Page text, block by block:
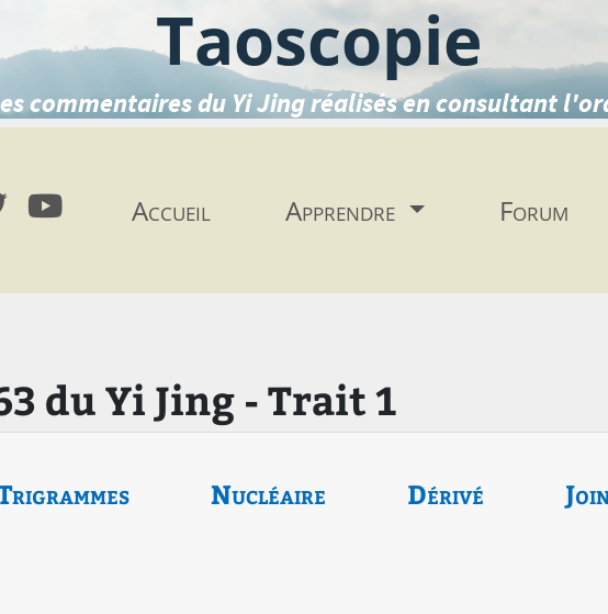
Taoscopie
commentaires du Yi Jing réalisés en consultant
Accueil Apprendre Forum
du Yi Jing - Trait 1
Nucléaire Dérivé